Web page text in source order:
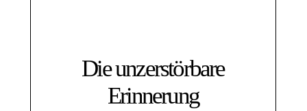
Die unzerstörbare
Erinnerung